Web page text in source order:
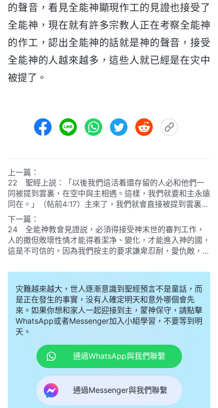
的聲音，看見全能神顯現作工的見證也接受了
全能神，現在就有許多宗教人正在考察全能神
的作工，認出全能神的話就是神的聲音，接受
全能神的人越來越多，這些人就已經是在灾中
被提了。
上一篇：
22 聖經上説：「以後我們這活着還存留的人必和他們一
同被提到雲裏，在空中與主相遇。這樣，我們就要和主永遠
同在。」
（帖前4:17） 主來了，我們就會直接被提到雲裏在
空中與主相遇。現在你們全能神教會的人見證主已經回來
了，可我們還在地上，并没有被提，這就證明主還没有回
來。
下一篇：
24 全能神教會見證説，必須得接受神末世的審判工作，
人的撒但敗壞性情才能得着潔净、變化，才能進入神的國，
這是不可信的。因為我們按主的要求謙卑忍耐，愛仇敵，背
就是我們的變化，就是我們進天國的憑據，只要我們繼續這
樣追求就能達到聖潔，就能進天國。
灾難越來越大，世人逐漸意識到聖經預言不是童話，而
是正在發生的事實，没有人確定明天和意外哪個會先
來。如果你想和家人一起迎接到主，蒙神保守，請點擊
WhatsApp或者Messenger加入小組學習，不要等到明
天。
通過WhatsApp與我們聯繫
通過Messenger與我們聯繫